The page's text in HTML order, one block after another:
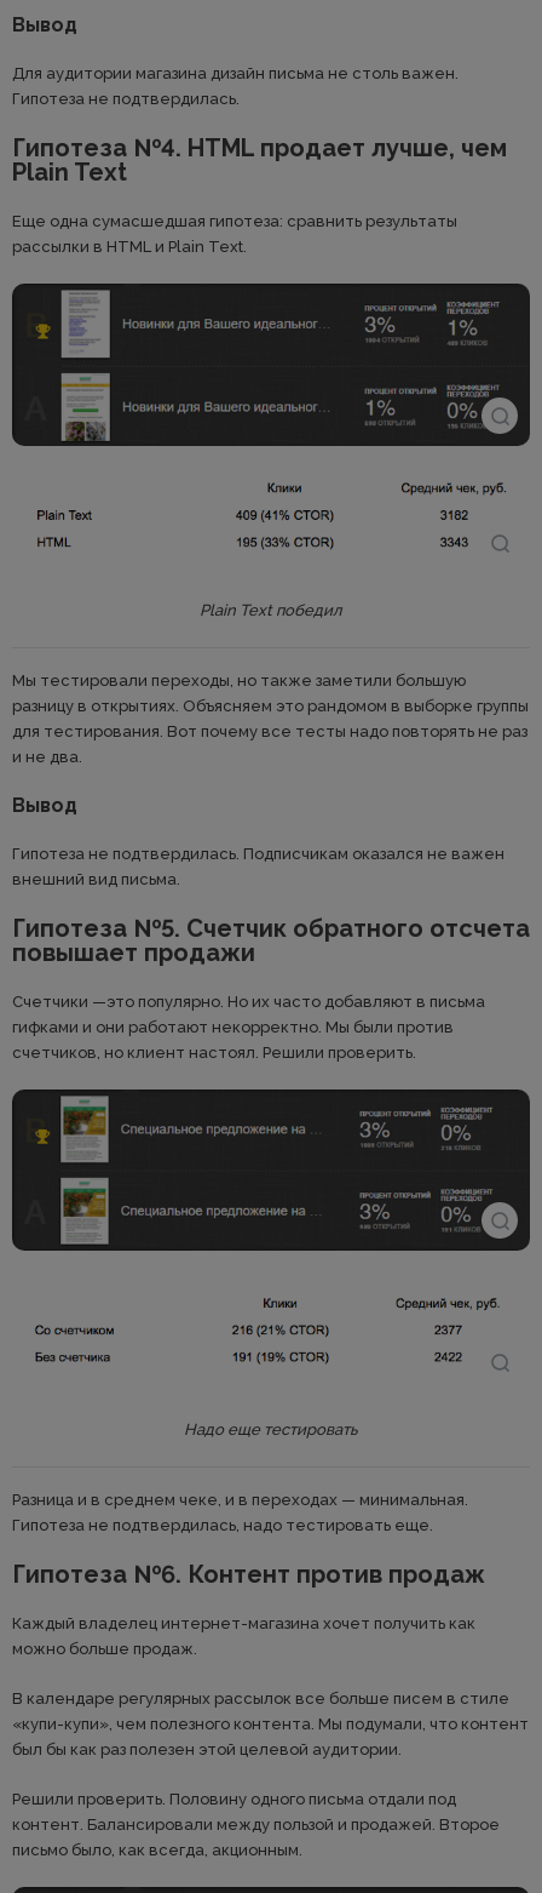
Вывод
Для аудитории магазина дизайн письма не столь важен.
Гипотеза не подтвердилась.
Гипотеза №4. HTML продает лучше, чем
Plain Text
Еще одна сумасшедшая гипотеза: сравнить результаты
рассылки в HTML и Plain Text.
Plain Text победил
Мы тестировали переходы, но также заметили большую
разницу в открытиях. Объясняем это рандомом в выборке группы
для тестирования. Вот почему все тесты надо повторять не раз
и не два.
Вывод
Гипотеза не подтвердилась. Подписчикам оказался не важен
внешний вид письма.
Гипотеза №5. Счетчик обратного отсчета
повышает продажи
Счетчики —это популярно. Но их часто добавляют в письма
гифками и они работают некорректно. Мы были против
счетчиков, но клиент настоял. Решили проверить.
Надо еще тестировать
Разница и в среднем чеке, и в переходах — минимальная.
Гипотеза не подтвердилась, надо тестировать еще.
Гипотеза №6. Контент против продаж
Каждый владелец интернет-магазина хочет получить как
можно больше продаж.
В календаре регулярных рассылок все больше писем в стиле
«купи-купи», чем полезного контента. Мы подумали, что контент
был бы как раз полезен этой целевой аудитории.
Решили проверить. Половину одного письма отдали под
контент. Балансировали между пользой и продажей. Второе
письмо было, как всегда, акционным.